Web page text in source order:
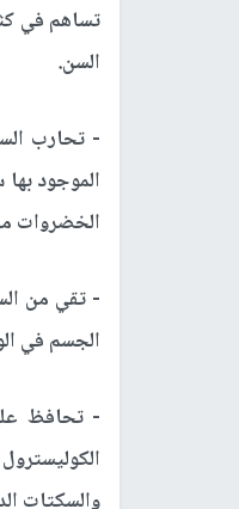
تساهم في
السن.
- تحارب
الموجود
الخضروات
- تقي من
الجسم في
- تحافظ
والسكتات